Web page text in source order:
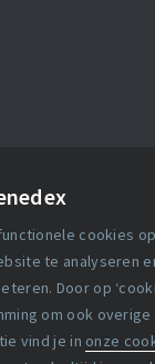
cookies
te analyseren
Door op
om ook
vind je in onze